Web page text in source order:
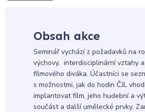
Obsah akce
Seminář vychází z požadavků na
výchovy, interdisciplinární vztahy
filmového diváka. Účastníci se
s možnostmi, jak do hodin ČJL
implantovat film, jeho hudební a
součást a další umělecké prvky.